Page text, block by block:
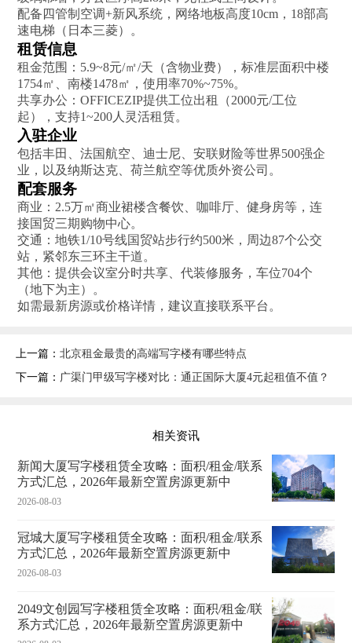
配备四管制空调+新风系统，网络地板高度10cm，18部高
速电梯（日本三菱）。
租赁信息‌
租金范围‌：5.9~8元/㎡/天（含物业费），标准层面积中楼
1754㎡、南楼1478㎡，使用率70%~75%。
共享办公‌：OFFICEZIP提供工位出租（2000元/工位
起），支持1~200人灵活租赁。
入驻企业‌
包括丰田、法国航空、迪士尼、安联财险等世界500强企
业，以及纳斯达克、荷兰航空等优质外资公司。
配套服务
商业‌：2.5万㎡商业裙楼含餐饮、咖啡厅、健身房等，连
接国贸三期购物中心。
交通‌：地铁1/10号线国贸站步行约500米，周边87个公交
站，紧邻东三环主干道。
其他‌：提供会议室分时共享、代装修服务，车位704个
（地下为主）。
如需最新房源或价格详情，建议直接联系平台。
上一篇： 北京租金最贵的高端写字楼有哪些特点
下一篇： 广渠门甲级写字楼对比：通正国际大厦4元起租值不值？
相关资讯
新闻大厦写字楼租赁全攻略：面积/租金/联系
方式汇总，2026年最新空置房源更新中
2026-08-03
冠城大厦写字楼租赁全攻略：面积/租金/联系
方式汇总，2026年最新空置房源更新中
2026-08-03
2049文创园写字楼租赁全攻略：面积/租金/联
系方式汇总，2026年最新空置房源更新中